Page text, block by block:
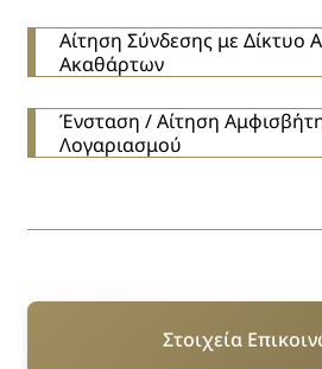
Αίτηση Σύνδεσης με Δίκτυο
Ακαθάρτων
Ένσταση / Αίτηση
Λογαριασμού
Στοιχεία